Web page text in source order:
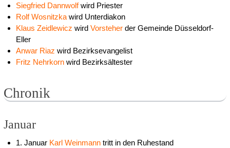
Siegfried Dannwolfwird Priester
Rolf Wosnitzka wird Unterdiakon
Klaus Zeidlewicz wirdVorsteher der Gemeinde Düsseldorf-
Eller
Anwar Riaz wird Bezirksevangelist
Fritz Nehrkorn wird Bezirksältester
Chronik
Januar
1. Januar Karl Weinmann tritt in den Ruhestand